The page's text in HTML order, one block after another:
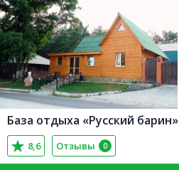
База отдыха «Русский барин»
8,6 Отзывы 0